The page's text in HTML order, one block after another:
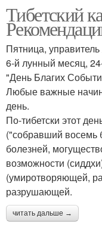
Тибетский
Пятница,
6-й лунный месяц,
"День Благих
Любые важные
день.
По-тибетски этот
("собравший восемь
болезней,
возможности
(умиротворяющей,
разрушающей.
читать дальше →